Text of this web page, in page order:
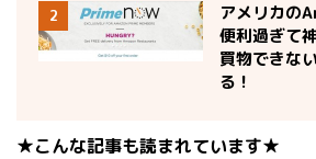
2
アメリカの
便利過ぎて
買物できな
る！
★こんな記事も読まれています★